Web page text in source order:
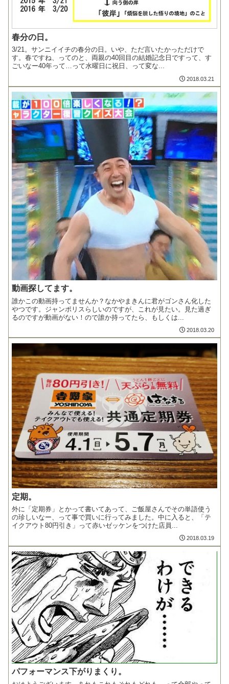
春分の日。
3/21。サンニイイチの春分の日。いや、ただ言いたかっただけで
す。春ですね、ってのと、両親の40回目の結婚記念日ですって、す
ごいなー40年って…って水曜日に祝日、って変な...
2018.03.21
動画探してます。
誰かこの動画持ってませんか？なかやまきんに君がゴンさん化した
やつです。ジャンポリスらしいのですが、これが見たい。見た過ぎ
るのですが動画がない！ので誰か持ってたら、もしくは...
2018.03.20
定期。
外に「定期券」とかって書いてあって、ご飯屋さんでその単語使う
の珍しいなー、って事で買いに行ってみました。中に入ると、「テ
イクアウト80円引き」って赤いゼッケンをつけた店員...
2018.03.19
パフォーマンス下がりまくり。